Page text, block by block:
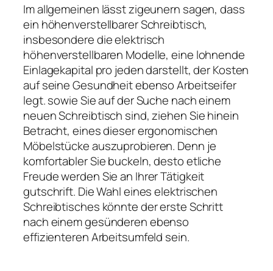
Im allgemeinen lässt zigeunern sagen, dass
ein höhenverstellbarer Schreibtisch,
insbesondere die elektrisch
höhenverstellbaren Modelle, eine lohnende
Einlagekapital pro jeden darstellt, der Kosten
auf seine Gesundheit ebenso Arbeitseifer
legt. sowie Sie auf der Suche nach einem
neuen Schreibtisch sind, ziehen Sie hinein
Betracht, eines dieser ergonomischen
Möbelstücke auszuprobieren. Denn je
komfortabler Sie buckeln, desto etliche
Freude werden Sie an Ihrer Tätigkeit
gutschrift. Die Wahl eines elektrischen
Schreibtisches könnte der erste Schritt
nach einem gesünderen ebenso
effizienteren Arbeitsumfeld sein.